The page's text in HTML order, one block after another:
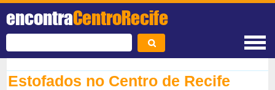
encontraCentroRecife
Estofados no Centro de Recife